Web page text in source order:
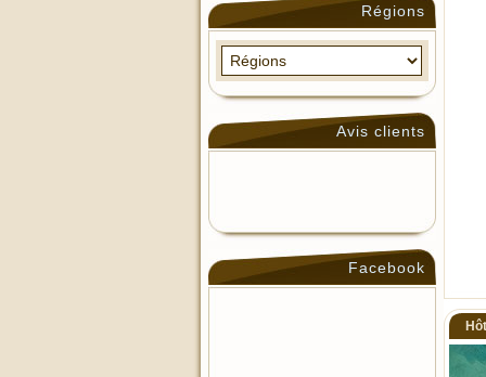
Régions
Avis clients
Facebook